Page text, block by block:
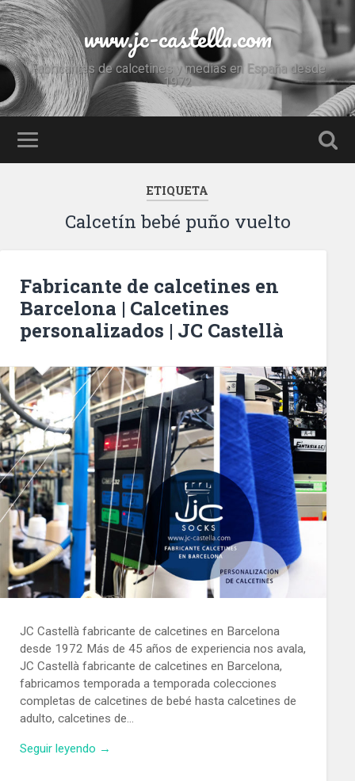
www.jc-castella.com
Fabricantes de calcetines y medias en España desde
1972
ETIQUETA
Calcetín bebé puño vuelto
Fabricante de calcetines en
Barcelona | Calcetines
personalizados | JC Castellà
JC Castellà fabricante de calcetines en Barcelona
desde 1972 Más de 45 años de experiencia nos avala,
JC Castellà fabricante de calcetines en Barcelona,
fabricamos temporada a temporada colecciones
completas de calcetines de bebé hasta calcetines de
adulto, calcetines de…
Seguir leyendo →